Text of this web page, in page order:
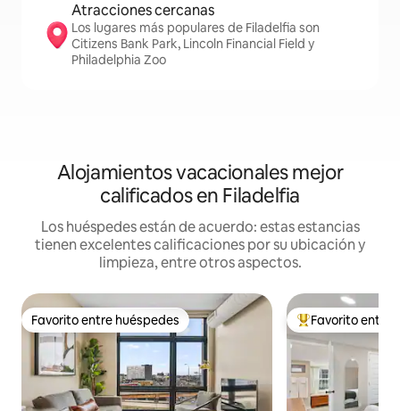
Atracciones cercanas
Los lugares más populares de Filadelfia son
Citizens Bank Park, Lincoln Financial Field y
Philadelphia Zoo
Alojamientos vacacionales mejor
calificados en Filadelfia
Los huéspedes están de acuerdo: estas estancias
tienen excelentes calificaciones por su ubicación y
limpieza, entre otros aspectos.
Favorito entre huéspedes
Favorito entre huéspedes De los mejores
Favorito entre